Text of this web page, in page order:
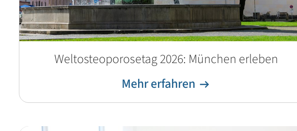
Weltosteoporosetag 2026: München erleben
Mehr erfahren